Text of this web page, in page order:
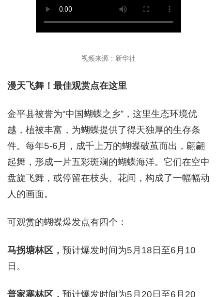
视频来源：新华社
漫天飞舞！最佳观赏点在这里
金平县被誉为“中国蝴蝶之乡”，这里生态环境优
越，植被丰富，为蝴蝶提供了得天独厚的生存条
件。每年5-6月，成千上万的蝴蝶破茧而出，翩翩
起舞，形成一片五彩斑斓的蝴蝶海洋。它们在空中
盘旋飞舞，或停留在枝头、花间，构成了一幅幅动
人的画面。
可观赏的蝴蝶爆发点有四个：
马拐塘林区， 预计爆发时间为5月18日至6月10
日。
普家寨林区， 预计爆发时间为5月20日至6月20